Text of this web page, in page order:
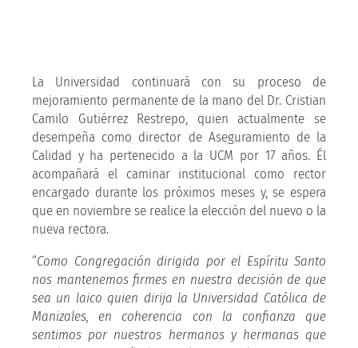
La Universidad continuará con su proceso de
mejoramiento permanente de la mano del Dr. Cristian
Camilo Gutiérrez Restrepo, quien actualmente se
desempeña como director de Aseguramiento de la
Calidad y ha pertenecido a la UCM por 17 años. Él
acompañará el caminar institucional como rector
encargado durante los próximos meses y, se espera
que en noviembre se realice la elección del nuevo o la
nueva rectora.
“Como Congregación dirigida por el Espíritu Santo
nos mantenemos firmes en nuestra decisión de que
sea un laico quien dirija la Universidad Católica de
Manizales, en coherencia con la confianza que
sentimos por nuestros hermanos y hermanas que